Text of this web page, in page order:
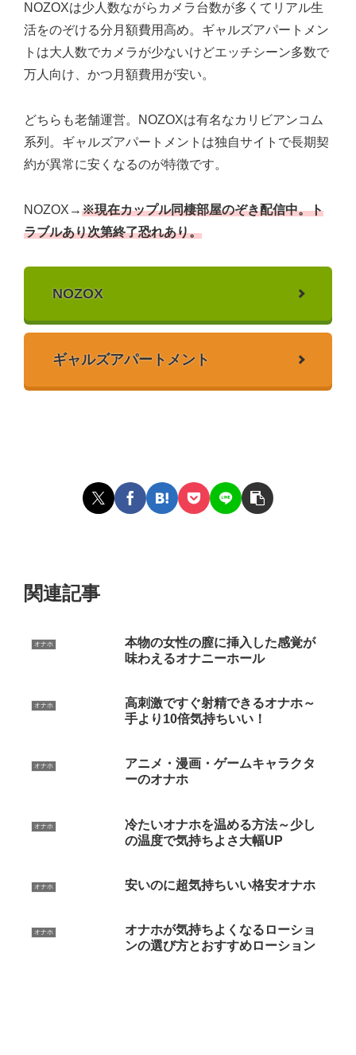
NOZOXは少人数ながらカメラ台数が多くてリアル生
活をのぞける分月額費用高め。ギャルズアパートメン
トは大人数でカメラが少ないけどエッチシーン多数で
万人向け、かつ月額費用が安い。
どちらも老舗運営。NOZOXは有名なカリビアンコム
系列。ギャルズアパートメントは独自サイトで長期契
約が異常に安くなるのが特徴です。
NOZOX→※現在カップル同棲部屋のぞき配信中。ト
ラブルあり次第終了恐れあり。
NOZOX
ギャルズアパートメント
関連記事
オナホ
本物の女性の膣に挿入した感覚が
味わえるオナニーホール
オナホ
高刺激ですぐ射精できるオナホ～
手より10倍気持ちいい！
オナホ
アニメ・漫画・ゲームキャラクタ
ーのオナホ
オナホ
冷たいオナホを温める方法～少し
の温度で気持ちよさ大幅UP
オナホ 安いのに超気持ちいい格安オナホ
オナホ
オナホが気持ちよくなるローショ
ンの選び方とおすすめローション